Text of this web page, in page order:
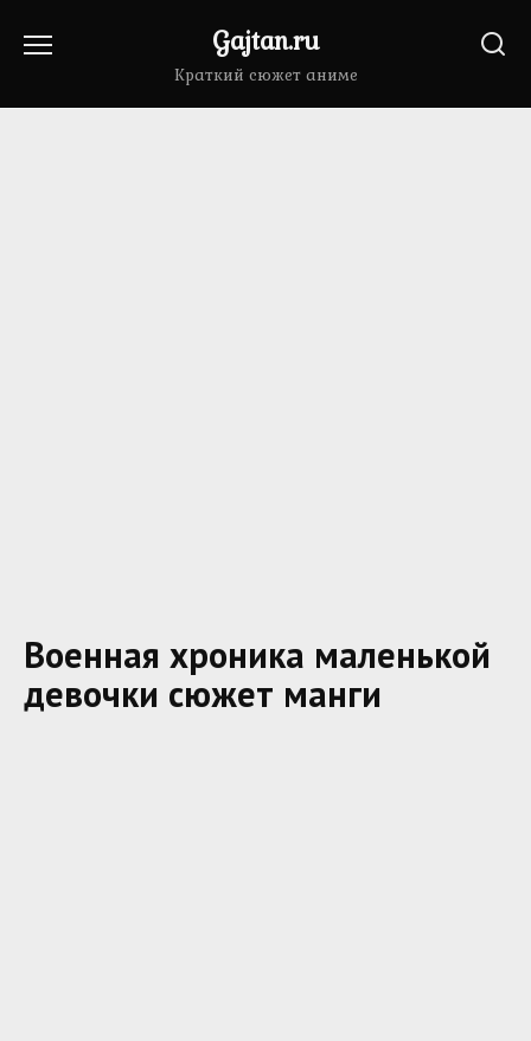
Gajtan.ru
Краткий сюжет аниме
Военная хроника маленькой
девочки сюжет манги